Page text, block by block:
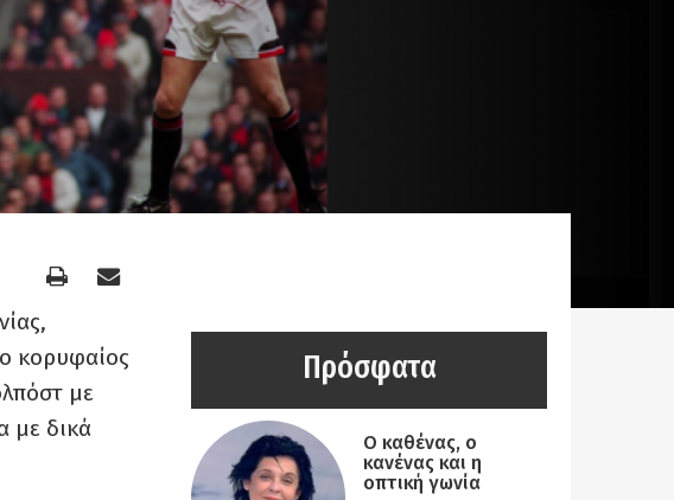
κορυφαίος
με
με δικά
Πρόσφατα
Ο καθένας, ο
κανένας και η
οπτική γωνία